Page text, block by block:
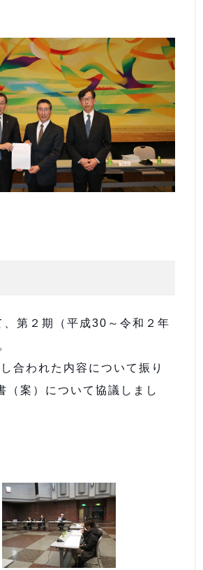
第２期（平成30～令和２年
合われた内容について振り
（案）について協議しまし